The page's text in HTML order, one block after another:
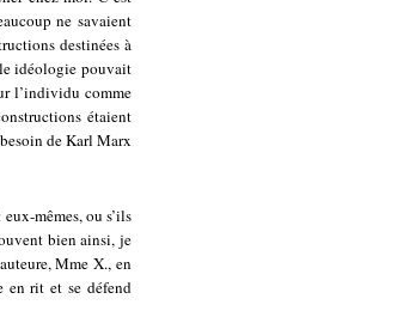
ne savaient
destinées à
idéologie pouvait
l’individu comme
étaient
de Karl Marx
mêmes, ou s’ils
bien ainsi, je
Mme X., en
en rit et se défend